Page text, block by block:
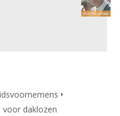
voor daklozen